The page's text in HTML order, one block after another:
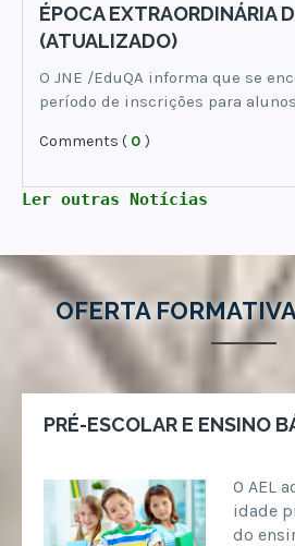
ÉPOCA EXTRAORDINÁRIA
(ATUALIZADO)
O JNE /EduQA informa que se
período de inscrições para
Comments ( 0 )
Ler outras Notícias
OFERTA
PRÉ-ESCOLAR E ENSINO
O AEL
idade
do